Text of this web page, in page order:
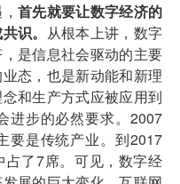
首先就要让数字经济的
识。 从根本上讲，数字
是信息社会驱动的主要
态，也是新动能和新理
和生产方式应被应用到
进步的必然要求。2007
要是传统产业。到2017
了7席。可见，数字经